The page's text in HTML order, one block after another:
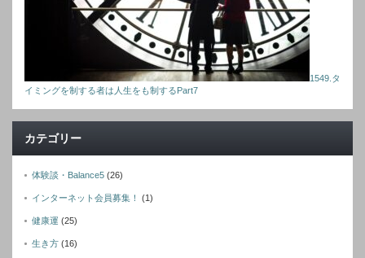
1549.タ
イミングを制する者は人生をも制するPart7
カテゴリー
体験談・Balance5 (26)
インターネット会員募集！ (1)
健康運 (25)
生き方 (16)